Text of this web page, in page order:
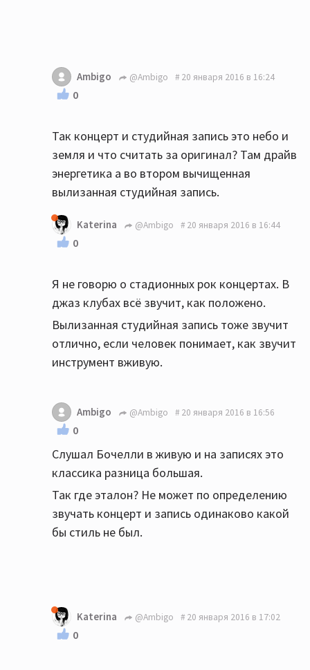
Ambigo @Ambigo 20 января 2016 в 16:24
0
Так концерт и студийная запись это небо и
земля и что считать за оригинал? Там драйв
энергетика а во втором вычищенная
вылизанная студийная запись.
Katerina @Ambigo 20 января 2016 в 16:44
0
Я не говорю о стадионных рок концертах. В
джаз клубах всё звучит, как положено.
Вылизанная студийная запись тоже звучит
отлично, если человек понимает, как звучит
инструмент вживую.
Ambigo @Ambigo 20 января 2016 в 16:56
0
Слушал Бочелли в живую и на записях это
классика разница большая.
Так где эталон? Не может по определению
звучать концерт и запись одинаково какой
бы стиль не был.
Katerina @Ambigo 20 января 2016 в 17:02
0